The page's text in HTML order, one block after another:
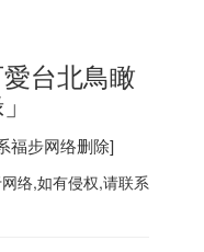
台北鳥瞰
福步网络删除]
络,如有侵权,请联系